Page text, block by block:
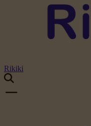
Rikiki